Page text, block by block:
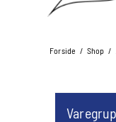
Forside / Shop /